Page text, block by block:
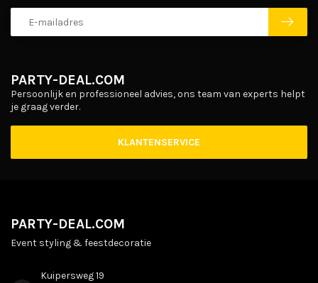
PARTY-DEAL.COM
Persoonlijk en professioneel advies, ons team van experts helpt
je graag verder.
KLANTENSERVICE
PARTY-DEAL.COM
Event styling & feestdecoratie
Kuipersweg 19